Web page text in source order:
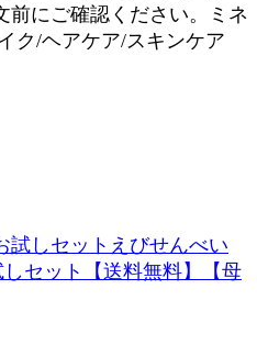
前にご確認ください。ミネ
ク/ヘアケア/スキンケア
試しセットえびせんべい
しセット【送料無料】【母